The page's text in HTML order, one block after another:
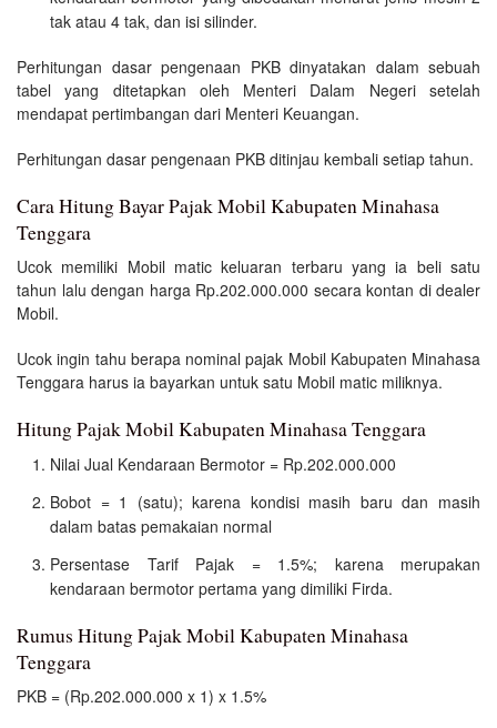
tak atau 4 tak, dan isi silinder.
Perhitungan dasar pengenaan PKB dinyatakan dalam sebuah
tabel yang ditetapkan oleh Menteri Dalam Negeri setelah
mendapat pertimbangan dari Menteri Keuangan.
Perhitungan dasar pengenaan PKB ditinjau kembali setiap tahun.
Cara Hitung Bayar Pajak Mobil Kabupaten Minahasa
Tenggara
Ucok memiliki Mobil matic keluaran terbaru yang ia beli satu
tahun lalu dengan harga Rp.202.000.000 secara kontan di dealer
Mobil.
Ucok ingin tahu berapa nominal pajak Mobil Kabupaten Minahasa
Tenggara harus ia bayarkan untuk satu Mobil matic miliknya.
Hitung Pajak Mobil Kabupaten Minahasa Tenggara
Nilai Jual Kendaraan Bermotor = Rp.202.000.000
Bobot = 1 (satu); karena kondisi masih baru dan masih
dalam batas pemakaian normal
Persentase Tarif Pajak = 1.5%; karena merupakan
kendaraan bermotor pertama yang dimiliki Firda.
Rumus Hitung Pajak Mobil Kabupaten Minahasa
Tenggara
PKB = (Rp.202.000.000 x 1) x 1.5%